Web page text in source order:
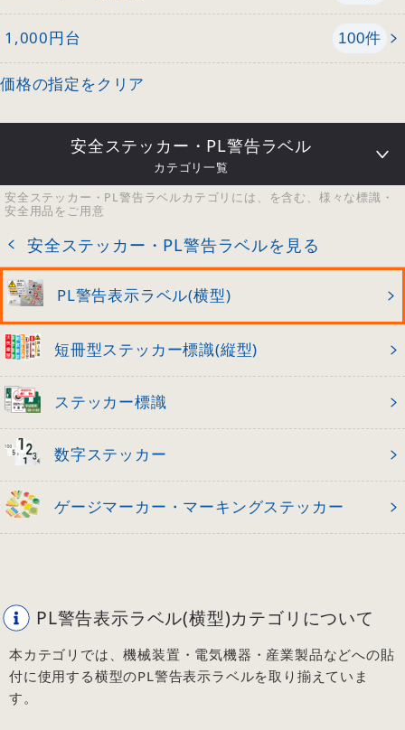
1,000円台 100件
価格の指定をクリア
安全ステッカー・PL警告ラベル
カテゴリ一覧
安全ステッカー・PL警告ラベルカテゴリには、を含む、様々な標識・
安全用品をご用意
安全ステッカー・PL警告ラベルを見る
PL警告表示ラベル(横型)
短冊型ステッカー標識(縦型)
ステッカー標識
数字ステッカー
ゲージマーカー・マーキングステッカー
PL警告表示ラベル(横型)カテゴリについて
本カテゴリでは、機械装置・電気機器・産業製品などへの貼
付に使用する横型のPL警告表示ラベルを取り揃えていま
す。